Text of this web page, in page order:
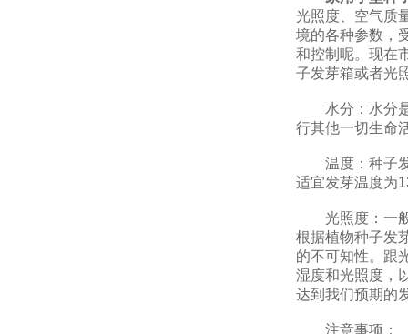
光照度、空气质
境的各种参数，
和控制呢。现在
子发芽箱或者光
水分：水分是
行其他一切生命
温度：种子发
适宜发芽温度为
光照度：一般
根据植物种子发
的不可知性。跟
湿度和光照度，
达到我们预期的
注意事项：